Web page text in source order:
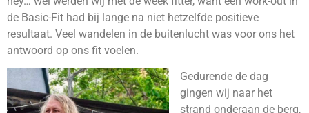
de Basic-Fit had bij lange na niet hetzelfde positieve
resultaat. Veel wandelen in de buitenlucht was voor ons het
antwoord op ons fit voelen.
Gedurende de dag
gingen wij naar het
strand onderaan de berg,